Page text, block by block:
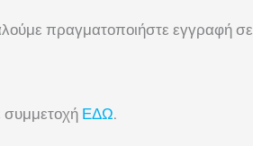
πραγματοποιήστε εγγραφή σε
συμμετοχή ΕΔΩ.